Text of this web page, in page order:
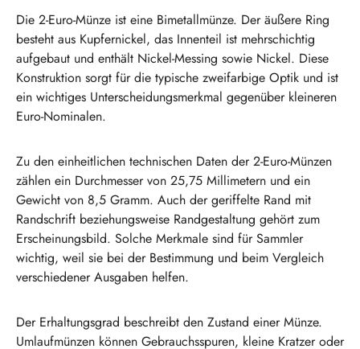
Die 2-Euro-Münze ist eine Bimetallmünze. Der äußere Ring
besteht aus Kupfernickel, das Innenteil ist mehrschichtig
aufgebaut und enthält Nickel-Messing sowie Nickel. Diese
Konstruktion sorgt für die typische zweifarbige Optik und ist
ein wichtiges Unterscheidungsmerkmal gegenüber kleineren
Euro-Nominalen.
Zu den einheitlichen technischen Daten der 2-Euro-Münzen
zählen ein Durchmesser von 25,75 Millimetern und ein
Gewicht von 8,5 Gramm. Auch der geriffelte Rand mit
Randschrift beziehungsweise Randgestaltung gehört zum
Erscheinungsbild. Solche Merkmale sind für Sammler
wichtig, weil sie bei der Bestimmung und beim Vergleich
verschiedener Ausgaben helfen.
Der Erhaltungsgrad beschreibt den Zustand einer Münze.
Umlaufmünzen können Gebrauchsspuren, kleine Kratzer oder